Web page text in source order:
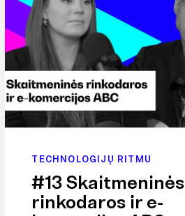
TECHNOLOGIJŲ RITMU
#13 Skaitmeninės
rinkodaros ir e-